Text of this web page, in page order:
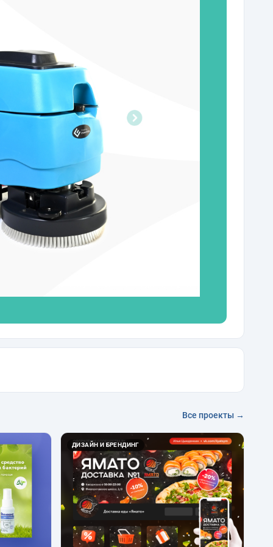
Все проекты →
ДИЗАЙН И БРЕНДИНГ